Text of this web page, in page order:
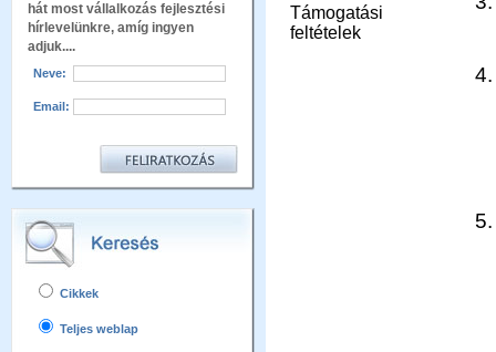
hát most vállalkozás fejlesztési
hírlevelünkre, amíg ingyen
adjuk....
Neve:
Email:
Cikkek
Teljes weblap
Támogatási
feltételek